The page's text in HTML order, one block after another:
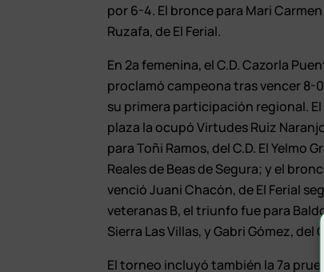
por 6-4. El bronce para Mari
Ruzafa, de El Ferial.
En 2ª femenina, el C.D. Cazorla
proclamó campeona tras vencer 8-
su primera participación regional.
plaza la ocupó Virtudes Ruiz
para Toñi Ramos, del C.D. El Yelmo
Reales de Beas de Segura; y el
venció Juani Chacón, de El Ferial
veteranas B, el triunfo fue para
Sierra Las Villas, y Gabri Gómez,
El torneo incluyó también la 7ª